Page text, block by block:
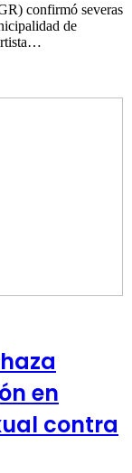
confirmó severas
de
en
contra